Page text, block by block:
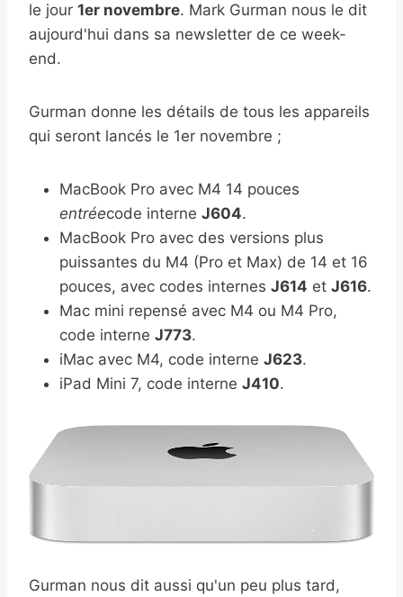
le jour 1er novembre. Mark Gurman nous le dit
aujourd'hui dans sa newsletter de ce week-
end.
Gurman donne les détails de tous les appareils
qui seront lancés le 1er novembre ;
MacBook Pro avec M4 14 pouces
entréecode interne J604.
MacBook Pro avec des versions plus
puissantes du M4 (Pro et Max) de 14 et 16
pouces, avec codes internes J614 et J616.
Mac mini repensé avec M4 ou M4 Pro,
code interne J773.
iMac avec M4, code interne J623.
iPad Mini 7, code interne J410.
Gurman nous dit aussi qu'un peu plus tard,